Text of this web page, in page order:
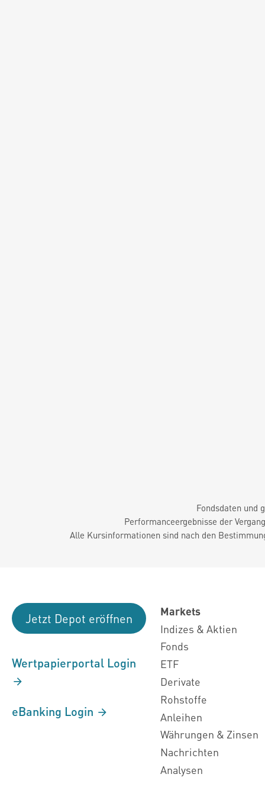
Fondsdaten und
Performanceergebnisse der
Alle Kursinformationen sind nach den
Jetzt Depot eröffnen
Wertpapierportal Login
eBanking Login
Markets
Indizes & Aktien
Fonds
ETF
Derivate
Rohstoffe
Anleihen
Währungen & Zinsen
Nachrichten
Analysen